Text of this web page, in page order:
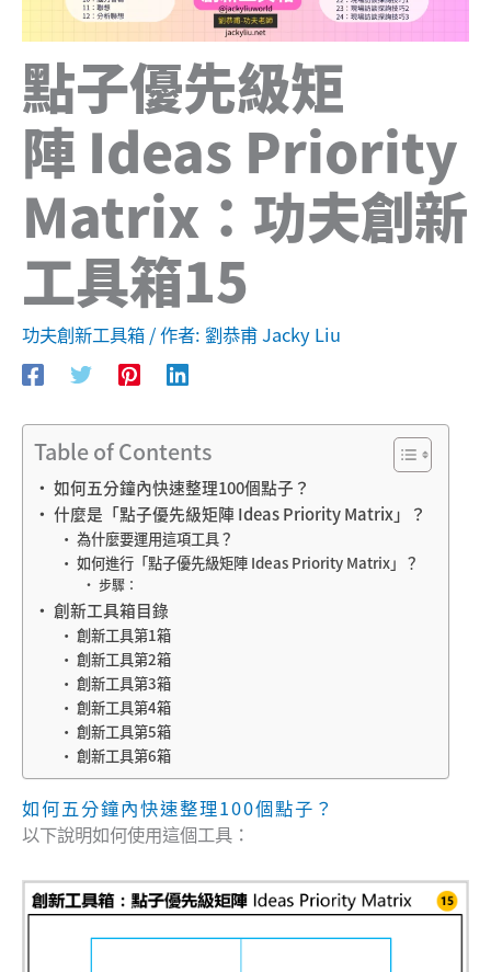
點子優先級矩
陣 Ideas Priority
Matrix：功夫創新
工具箱15
功夫創新工具箱 / 作者: 劉恭甫 Jacky Liu
Table of Contents
如何五分鐘內快速整理100個點子？
什麼是「點子優先級矩陣 Ideas Priority Matrix」？
為什麼要運用這項工具？
如何進行「點子優先級矩陣 Ideas Priority Matrix」？
步驟：
創新工具箱目錄
創新工具第1箱
創新工具第2箱
創新工具第3箱
創新工具第4箱
創新工具第5箱
創新工具第6箱
如何五分鐘內快速整理100個點子？
以下說明如何使用這個工具：